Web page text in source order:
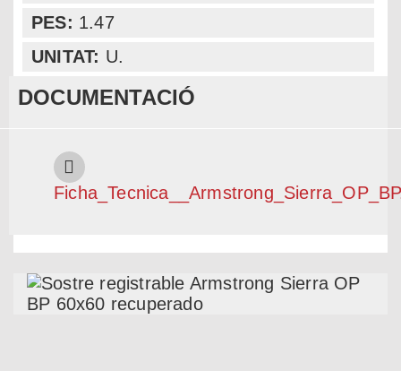
PES: 1.47
UNITAT: U.
DOCUMENTACIÓ